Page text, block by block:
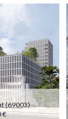
400,00 €
(69003)
€